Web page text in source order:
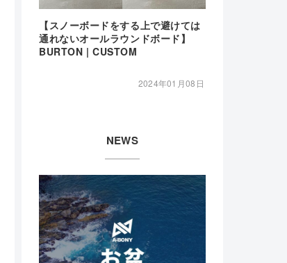
【スノーボードをする上で避けては
通れないオールラウンドボード】
BURTON | CUSTOM
2024年01月08日
NEWS